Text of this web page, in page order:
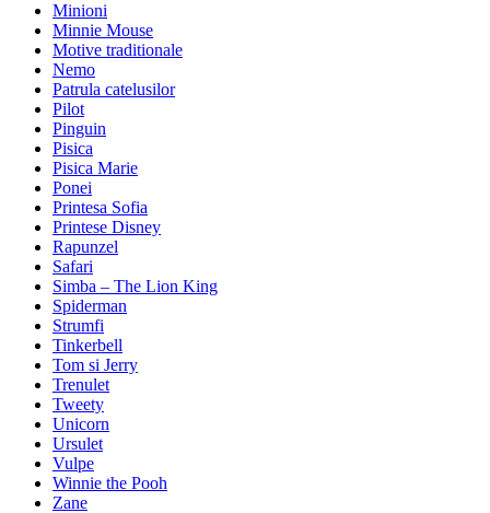
Minioni
Minnie Mouse
Motive traditionale
Nemo
Patrula catelusilor
Pilot
Pinguin
Pisica
Pisica Marie
Ponei
Printesa Sofia
Printese Disney
Rapunzel
Safari
Simba – The Lion King
Spiderman
Strumfi
Tinkerbell
Tom si Jerry
Trenulet
Tweety
Unicorn
Ursulet
Vulpe
Winnie the Pooh
Zane